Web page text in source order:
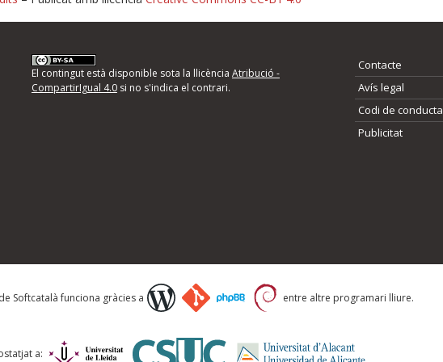
d'errors
següents i descriviu quina és la millora que
El contingut està disponible sota la llicència Atribució -
CompartirIgual 4.0si no s'indica el contrari.
Contacte
Avís legal
Codi de conducta
Publicitat
Softcatalà funciona gràcies a entre altre programari lliure.
a: